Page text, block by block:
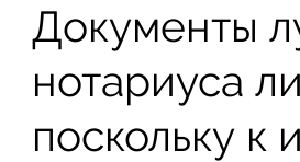
Документы
нотариуса
поскольку